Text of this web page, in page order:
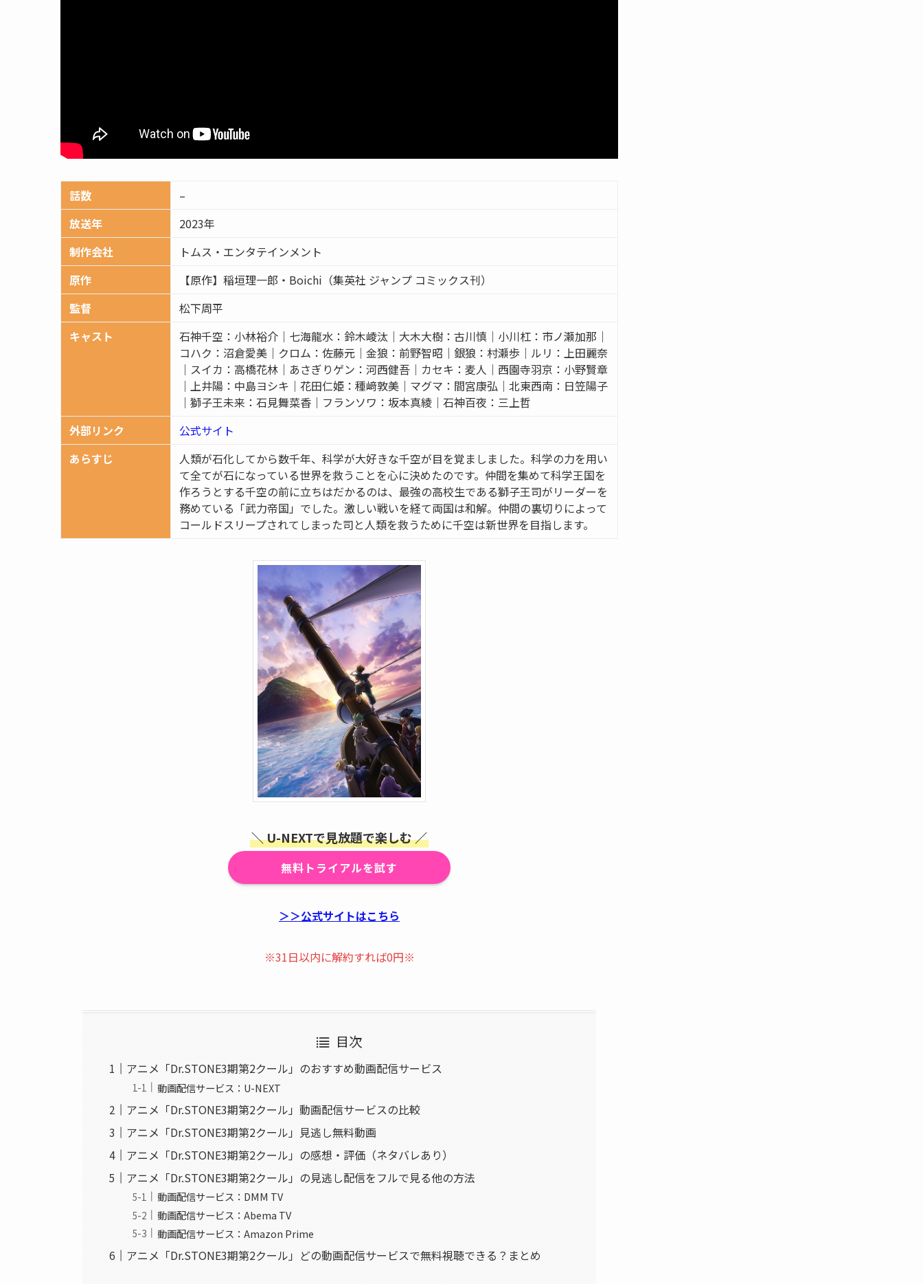
話数
–
放送年
2023年
制作会社
トムス・エンタテインメント
原作
【原作】稲垣理一郎・Boichi（集英社 ジャンプ コミックス刊）
監督
松下周平
キャスト
石神千空：小林裕介｜七海龍水：鈴木崚汰｜大木大樹：古川慎｜小川杠：市ノ瀬加那｜
コハク：沼倉愛美｜クロム：佐藤元｜金狼：前野智昭｜銀狼：村瀬歩｜ルリ：上田麗奈
｜スイカ：高橋花林｜あさぎりゲン：河西健吾｜カセキ：麦人｜西園寺羽京：小野賢章
｜上井陽：中島ヨシキ｜花田仁姫：種﨑敦美｜マグマ：間宮康弘｜北東西南：日笠陽子
｜獅子王未来：石見舞菜香｜フランソワ：坂本真綾｜石神百夜：三上哲
外部リンク
公式サイト
あらすじ
人類が石化してから数千年、科学が大好きな千空が目を覚ましました。科学の力を用い
て全てが石になっている世界を救うことを心に決めたのです。仲間を集めて科学王国を
作ろうとする千空の前に立ちはだかるのは、最強の高校生である獅子王司がリーダーを
務めている「武力帝国」でした。激しい戦いを経て両国は和解。仲間の裏切りによって
コールドスリープされてしまった司と人類を救うために千空は新世界を目指します。
＼ U-NEXTで見放題で楽しむ ／
無料トライアルを試す
＞＞公式サイトはこちら
※31日以内に解約すれば0円※
目次
アニメ「Dr.STONE3期第2クール」のおすすめ動画配信サービス
動画配信サービス：U-NEXT
アニメ「Dr.STONE3期第2クール」動画配信サービスの比較
アニメ「Dr.STONE3期第2クール」見逃し無料動画
アニメ「Dr.STONE3期第2クール」の感想・評価（ネタバレあり）
アニメ「Dr.STONE3期第2クール」の見逃し配信をフルで見る他の方法
動画配信サービス：DMM TV
動画配信サービス：Abema TV
動画配信サービス：Amazon Prime
アニメ「Dr.STONE3期第2クール」どの動画配信サービスで無料視聴できる？まとめ